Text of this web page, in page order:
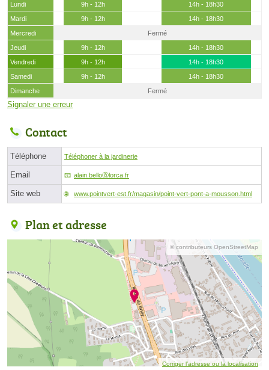
Lundi 9h - 12h
14h - 18h30
Mardi
9h - 12h
14h - 18h30
Mercredi
Fermé
Jeudi
9h - 12h
14h - 18h30
Vendredi
9h - 12h
14h - 18h30
Samedi
9h - 12h
14h - 18h30
Dimanche
Fermé
Signaler une erreur
Contact
Téléphone Téléphoner à la jardinerie
Email alain.belloⓐlorca.fr
Site web www.pointvert-est.fr/magasin/point-vert-pont-a-mousson.html
Plan et adresse
© contributeurs OpenStreetMap
Corriger l’adresse ou la localisation